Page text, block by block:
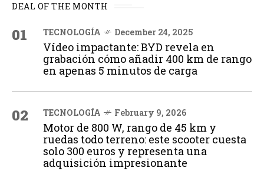
DEAL OF THE MONTH
01 TECNOLOGÍA December 24, 2025
Vídeo impactante: BYD revela en
grabación cómo añadir 400 km de rango
en apenas 5 minutos de carga
02 TECNOLOGÍA February 9, 2026
Motor de 800 W, rango de 45 km y
ruedas todo terreno: este scooter cuesta
solo 300 euros y representa una
adquisición impresionante